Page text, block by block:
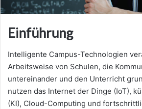
Einführung
Intelligente Campus-Technologien
Arbeitsweise von Schulen, die
untereinander und den Unterricht
nutzen das Internet der Dinge (IoT),
(KI), Cloud-Computing und